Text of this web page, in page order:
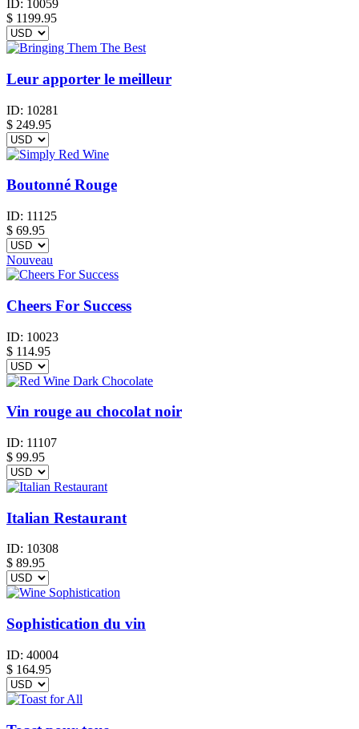
ID: 10059
$ 1199.95
Leur apporter le meilleur
ID: 10281
$ 249.95
Boutonné Rouge
ID: 11125
$ 69.95
Nouveau
Cheers For Success
ID: 10023
$ 114.95
Vin rouge au chocolat noir
ID: 11107
$ 99.95
Italian Restaurant
ID: 10308
$ 89.95
Sophistication du vin
ID: 40004
$ 164.95